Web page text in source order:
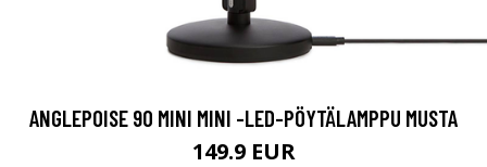
ANGLEPOISE 90 MINI MINI -LED-PÖYTÄLAMPPU MUSTA
149.9 EUR